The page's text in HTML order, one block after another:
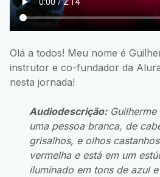
Olá a todos! Meu nome é
instrutor e co-fundador da
nesta jornada!
Audiodescrição:Guilherme
uma pessoa branca, de
grisalhos, e olhos
vermelha e está em um
iluminado em tons de azul